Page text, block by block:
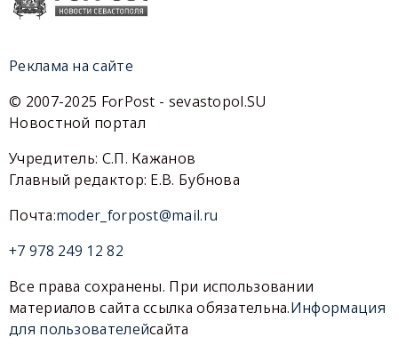
Реклама на сайте
© 2007-2025 ForPost - sevastopol.SU
Новостной портал
Учредитель: С.П. Кажанов
Главный редактор: Е.В. Бубнова
Почта:moder_forpost@mail.ru
+7 978 249 12 82
Все права сохранены. При использовании
материалов сайта ссылка обязательна.Информация
для пользователейсайта